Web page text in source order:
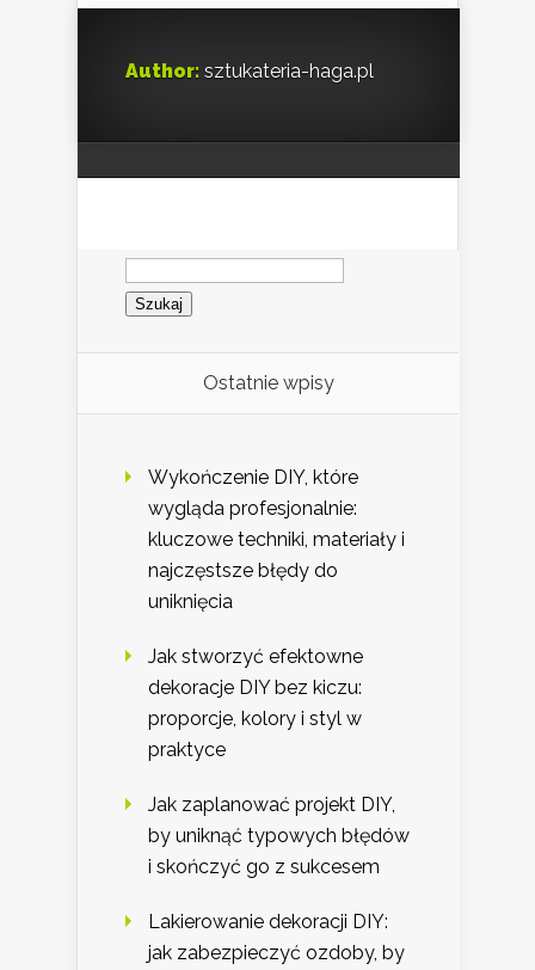
Author: sztukateria-haga.pl
Szukaj:
Ostatnie wpisy
Wykończenie DIY, które
wygląda profesjonalnie:
kluczowe techniki, materiały i
najczęstsze błędy do
uniknięcia
Jak stworzyć efektowne
dekoracje DIY bez kiczu:
proporcje, kolory i styl w
praktyce
Jak zaplanować projekt DIY,
by uniknąć typowych błędów
i skończyć go z sukcesem
Lakierowanie dekoracji DIY:
jak zabezpieczyć ozdoby, by